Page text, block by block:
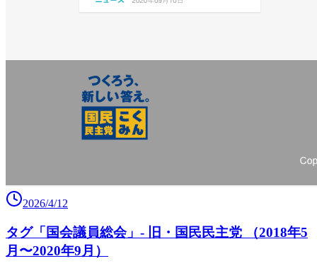
2026/4/12
タグ「国会議員総会」- 旧・国民民主党 （2018年5
月〜2020年9月）